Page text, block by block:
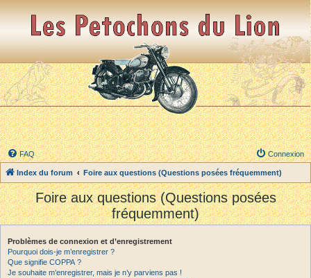
FAQ Connexion
Index du forum Foire aux questions (Questions posées fréquemment)
Foire aux questions (Questions posées
fréquemment)
Problèmes de connexion et d’enregistrement
Pourquoi dois-je m’enregistrer ?
Que signifie COPPA ?
Je souhaite m’enregistrer, mais je n’y parviens pas !